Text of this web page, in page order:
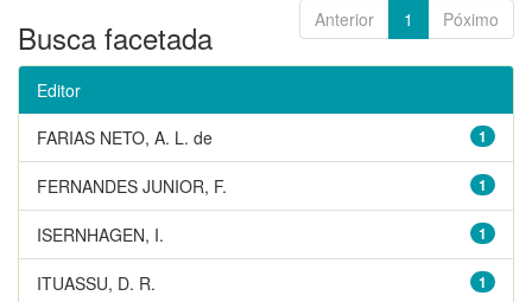
Anterior 1 Póximo
Busca facetada
Editor
1
FARIAS NETO, A. L. de
1
FERNANDES JUNIOR, F.
1
ISERNHAGEN, I.
1
ITUASSU, D. R.